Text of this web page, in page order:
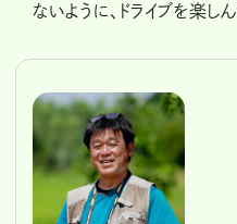
ないように、ドライブを楽しん